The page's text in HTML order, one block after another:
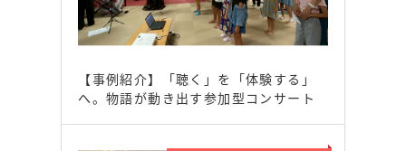
【事例紹介】「聴く」を「体験する」
へ。物語が動き出す参加型コンサート